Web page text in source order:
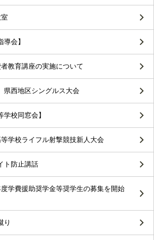
導会】
者教育講座の実施について
県西地区シングルス大会
学校同窓会】
学校ライフル射撃競技新人大会
ト防止講話
度学費援助奨学金等奨学生の募集を開始
り